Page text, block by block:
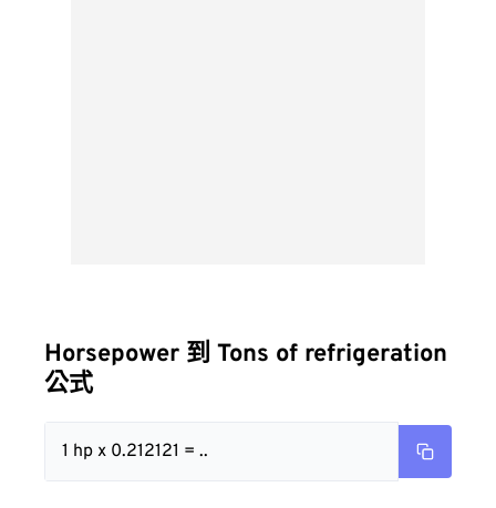
Horsepower 到 Tons of refrigeration
公式
1 hp x 0.212121 = ..